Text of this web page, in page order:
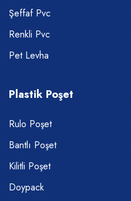
Şeffaf Pvc
Renkli Pvc
Pet Levha
Plastik Poşet
Rulo Poşet
Bantlı Poşet
Kilitli Poşet
Doypack